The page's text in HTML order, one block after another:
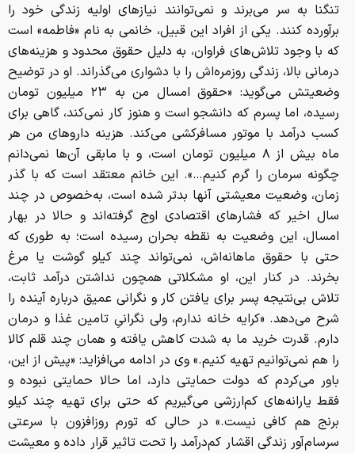
تنگنا به سر می‌برند و نمی‌توانند نیازهای اولیه زندگی خود را
برآورده کنند. یکی از افراد این قبیل، خانمی به نام «فاطمه» است
که با وجود تلاش‌های فراوان، به دلیل حقوق محدود و هزینه‌های
درمانی بالا، زندگی روزمره‌اش را با دشواری می‌گذراند. او در توضیح
وضعیتش می‌گوید: «حقوق امسال من به ۲۳ میلیون تومان
رسیده، اما پسرم که دانشجو است و هنوز کار نمی‌کند، گاهی برای
کسب درآمد با موتور مسافرکشی می‌کند. هزینه داروهای من هر
ماه بیش از ۸ میلیون تومان است، و با مابقی آن‌ها نمی‌دانم
چگونه سرمان را گرم کنیم…». این خانم معتقد است که با گذر
زمان، وضعیت معیشتی آنها بدتر شده است، به‌خصوص در چند
سال اخیر که فشارهای اقتصادی اوج گرفته‌اند و حالا در بهار
امسال، این وضعیت به نقطه بحران رسیده است؛ به طوری که
حتی با حقوق ماهانه‌اش، نمی‌تواند چند کیلو گوشت یا مرغ
بخرند. در کنار این، او مشکلاتی همچون نداشتن درآمد ثابت،
تلاش بی‌نتیجه پسر برای یافتن کار و نگرانی عمیق درباره آینده را
شرح می‌دهد. «کرایه خانه ندارم، ولی نگرانیِ تامین غذا و درمان
دارم. قدرت خرید ما به شدت کاهش یافته و همان چند قلم کالا
را هم نمی‌توانیم تهیه کنیم.» وی در ادامه می‌افزاید: «پیش از این،
باور می‌کردم که دولت حمایتی دارد، اما حالا حمایتی نبوده و
فقط یارانه‌های کم‌ارزشی می‌گیریم که حتی برای تهیه چند کیلو
برنج هم کافی نیست.» در حالی که تورم روزافزون با سرعتی
سرسام‌آور زندگی اقشار کم‌درآمد را تحت تاثیر قرار داده و معیشت